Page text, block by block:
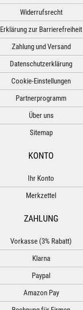
Widerrufsrecht
Erklärung zur Barrierefreiheit
Zahlung und Versand
Datenschutzerklärung
Cookie-Einstellungen
Partnerprogramm
Über uns
Sitemap
KONTO
Ihr Konto
Merkzettel
ZAHLUNG
Vorkasse (3% Rabatt)
Klarna
Paypal
Amazon Pay